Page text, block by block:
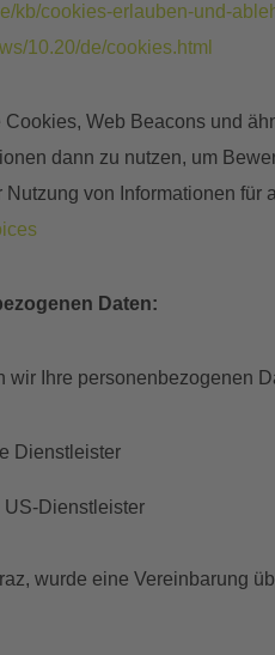
kb/cookies-erlauben-und-
10.20/de/cookies.html
Web Beacons und
dann zu nutzen, um
von Informationen
Daten:
Ihre personenbezogenen
Dienstleister
US-Dienstleister
wurde eine Vereinbarung